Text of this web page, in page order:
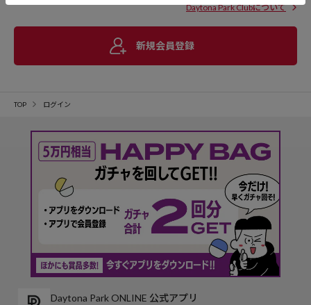
Daytona Park Clubについて
新規会員登録
TOP ログイン
Daytona Park ONLINE 公式アプリ